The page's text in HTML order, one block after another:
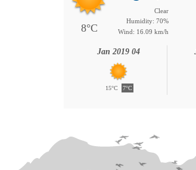
8°C
Clear
Humidity: 70%
Wind: 16.09 km/h
04 Jan 2019
15°C 7°C